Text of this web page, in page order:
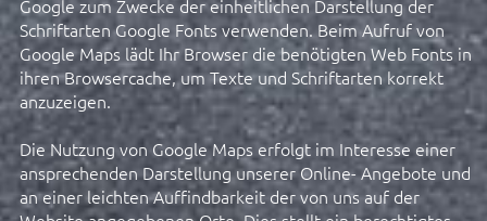
Google zum Zwecke der einheitlichen Darstellung der
Schriftarten Google Fonts verwenden. Beim Aufruf von
Google Maps lädt Ihr Browser die benötigten Web Fonts in
ihren Browsercache, um Texte und Schriftarten korrekt
anzuzeigen.
Die Nutzung von Google Maps erfolgt im Interesse einer
ansprechenden Darstellung unserer Online- Angebote und
an einer leichten Auffindbarkeit der von uns auf der